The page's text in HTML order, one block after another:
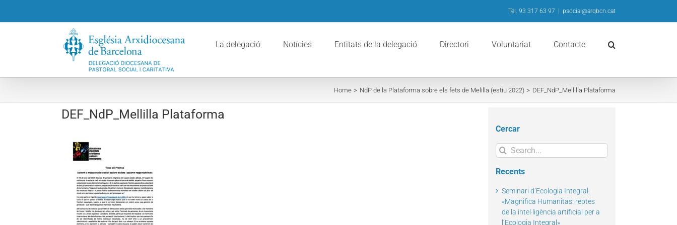
Tel. 93 317 63 97 psocial@arqbcn.cat
La delegació Notícies Entitats de la delegació Directori Voluntariat Contacte
Home NdP de la Plataforma sobre els fets de Melilla (estiu 2022) DEF_NdP_Mellilla Plataforma
DEF_NdP_Mellilla Plataforma
Cercar
Search
for:
Recents
Seminari d’Ecologia Integral:
«Magnifica Humanitas: reptes
de la intel·ligència artificial per a
l’Ecologia Integral»